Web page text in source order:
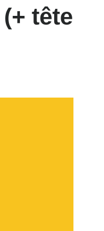
tête